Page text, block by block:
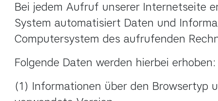
Bei jedem Aufruf unserer Internetseite
System automatisiert Daten und
Computersystem des aufrufenden
Folgende Daten werden hierbei erhoben:
(1) Informationen über den Browsertyp